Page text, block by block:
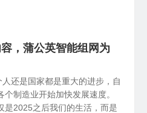
NEW
异地虚拟局域网
，蒲公英智能组网为
还是国家都是重大的进步，自
制造业开始加快发展速度。
是2025之后我们的生活，而是